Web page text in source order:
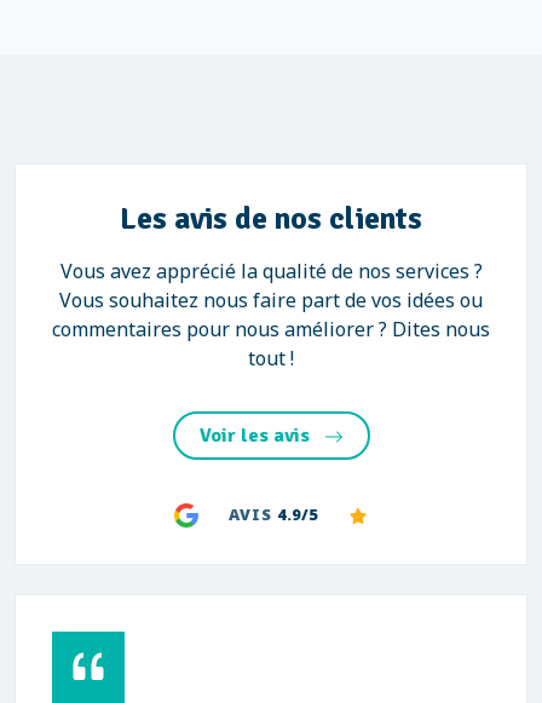
Les avis de nos clients
Vous avez apprécié la qualité de nos services ?
Vous souhaitez nous faire part de vos idées ou
commentaires pour nous améliorer ? Dites nous
tout !
Voir les avis
AVIS 4.9/5